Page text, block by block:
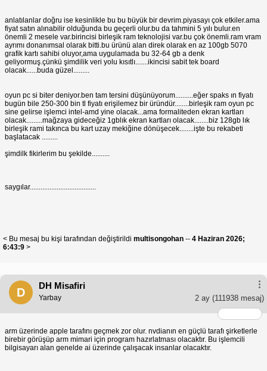
anlatılanlar doğru ise kesinlikle bu bu büyük bir devrim.piyasayı çok etkiler.ama
fiyat satın alınabilir olduğunda bu geçerli olur.bu da tahmini 5 yılı bulur.en
önemli 2 mesele var.birincisi birleşik ram teknolojisi var.bu çok önemli.ram vram
ayrımı donanımsal olarak bitti.bu ürünü alan direk olarak en az 100gb 5070
grafik kartı sahibi oluyor,ama uygulamada bu 32-64 gb a denk
geliyormuş.çünkü şimdilik veri yolu kısıtlı.......ikincisi sabit tek board
olacak......buda güzel.........
oyun pc si biter deniyor.ben tam tersini düşünüyorum..........eğer spaks ın fiyatı
bugün bile 250-300 bin tl fiyatı erişilemez bir üründür........birleşik ram oyun pc
sine gelirse işlemci intel-amd yine olacak...ama formaliteden ekran kartları
olacak.........mağzaya gideceğiz 1gblık ekran kartları olacak........biz 128gb lık
birleşik rami takınca bu kart uzay mekiğine dönüşecek........işte bu rekabeti
başlatacak .........
şimdilk fikirlerim bu şekilde..........
saygılar.....................................
< Bu mesaj bu kişi tarafından değiştirildi multisongohan -- 4 Haziran 2026;
6:43:9 >
D
DH Misafiri
2 ay (111938 mesaj)
Yarbay
arm üzerinde apple tarafını geçmek zor olur. nvdianın en güçlü tarafı şirketlerle
birebir görüşüp arm mimari için program hazırlatması olacaktır. Bu işlemcili
bilgisayarı alan genelde ai üzerinde çalışacak insanlar olacaktır.